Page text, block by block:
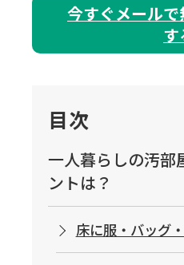
今すぐメール
す
目次
一人暮らしの汚部
ントは？
床に服・バッグ